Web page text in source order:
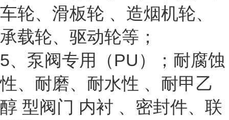
车轮、滑板轮 、造烟机轮、
承载轮、驱动轮等；
5、泵阀专用（PU）；耐腐蚀
性、耐磨、耐水性 、耐甲乙
醇 型阀门 内衬 、密封件、联